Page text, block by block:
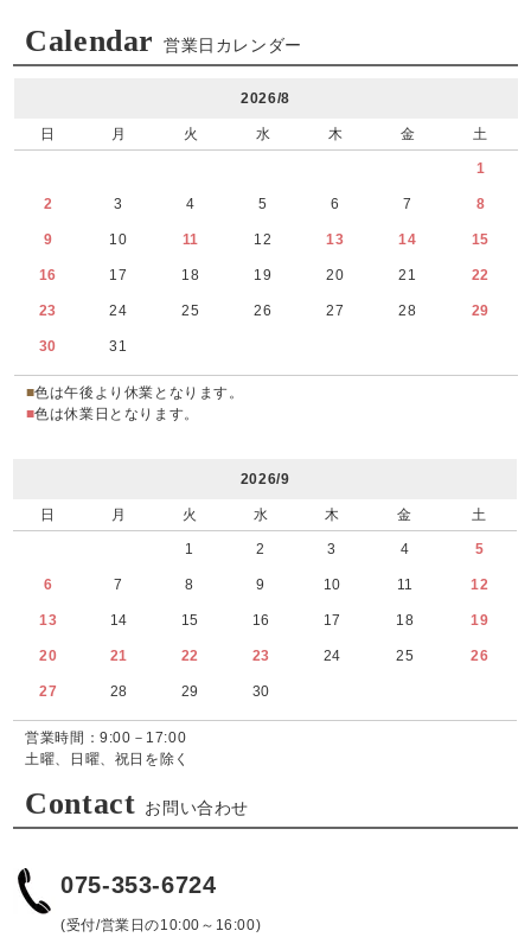
Calendar 営業日カレンダー
2026/8
日 月 火 水 木 金 土
1
2 3 4 5 6 7 8
9 10 11 12 13 14 15
16 17 18 19 20 21 22
23 24 25 26 27 28 29
30 31
■色は午後より休業となります。
■色は休業日となります。
2026/9
日 月 火 水 木 金 土
1 2 3 4 5
6 7 8 9 10 11 12
13 14 15 16 17 18 19
20 21 22 23 24 25 26
27 28 29 30
営業時間：9:00－17:00
土曜、日曜、祝日を除く
Contact お問い合わせ
075-353-6724
(受付/営業日の10:00～16:00)